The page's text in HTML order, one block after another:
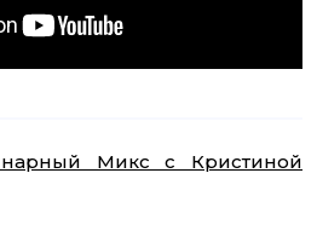
Микс с Кристиной